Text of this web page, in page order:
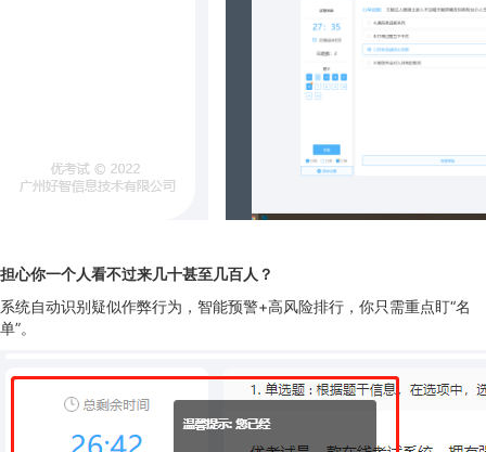
担心你一个人看不过来几十甚至几百人？
系统自动识别疑似作弊行为，智能预警+高风险排行，你只需重点盯“名
单”。